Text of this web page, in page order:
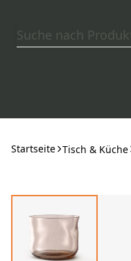
Startseite Tisch & Küche